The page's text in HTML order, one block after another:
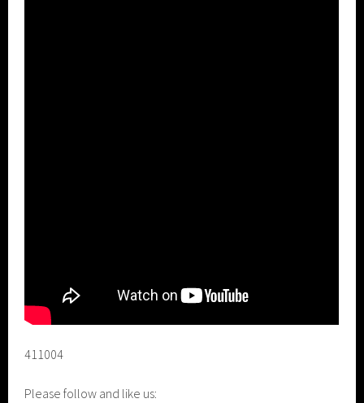
411004
Please follow and like us: